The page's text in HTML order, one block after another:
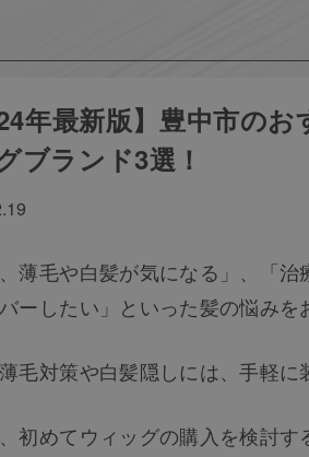
年最新版】豊中市の
ブランド3選！
、薄毛や白髪が気になる」、「
ーしたい」といった髪の悩みを
毛対策や白髪隠しには、手軽に
初めてウィッグの購入を検討